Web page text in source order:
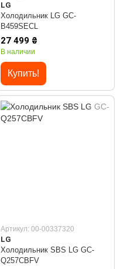
LG
Холодильник LG GC-
B459SECL
27 499 ₴
В наличии
Купить!
Артикул: 00-00337320
LG
Холодильник SBS LG GC-
Q257CBFV